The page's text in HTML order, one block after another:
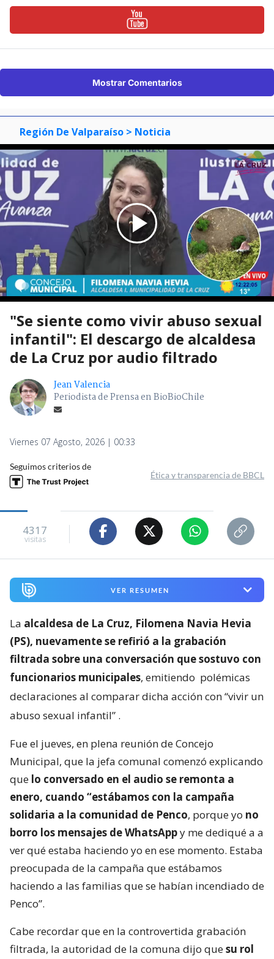
Mostrar Comentarios
Región De Valparaíso > Noticia
"Se siente como vivir abuso sexual
infantil": El descargo de alcaldesa
de La Cruz por audio filtrado
Jean Valencia
Periodista de Prensa en BioBioChile
Viernes 07 Agosto, 2026 | 00:33
Seguimos criterios de
Ética y transparencia de BBCL
4317
visitas
VER RESUMEN
La alcaldesa de La Cruz, Filomena Navia Hevia
(PS), nuevamente se refirió a la grabación
filtrada sobre una conversación que sostuvo con
funcionarios municipales, emitiendo polémicas
declaraciones al comparar dicha acción con “vivir un
abuso sexual infantil” .
Fue el jueves, en plena reunión de Concejo
Municipal, que la jefa comunal comenzó explicando
que lo conversado en el audio se remonta a
enero, cuando “estábamos con la campaña
solidaria a la comunidad de Penco, porque yo no
borro los mensajes de WhatsAppy me dediqué a a
ver qué estaba haciendo yo en ese momento. Estaba
preocupada de la campaña que estábamos
haciendo a las familias que se habían incendiado de
Penco”.
Cabe recordar que en la controvertida grabación
filtrada, la autoridad de la comuna dijo quesu rol